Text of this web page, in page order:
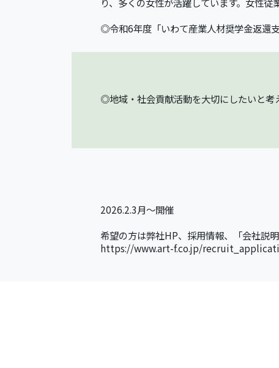
◎令和6年度「いわて産業人材奨学金返還
◎地域・社会貢献活動を大切にしたいと考
2026.2.3月～開催
希望の方は弊社HP、採用情報、「会社説
https://www.art-f.co.jp/